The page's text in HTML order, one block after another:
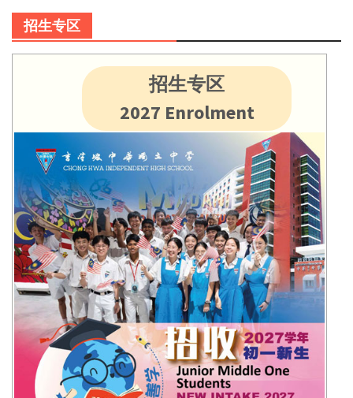
招生专区
招生专区
2027 Enrolment